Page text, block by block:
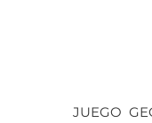
JUEGO